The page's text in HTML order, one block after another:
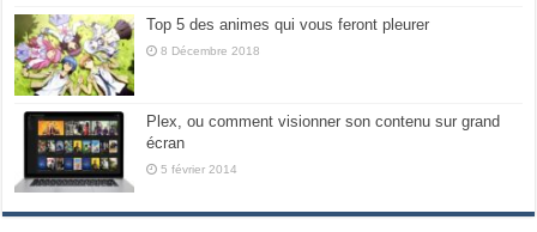
Top 5 des animes qui vous feront pleurer
8 Décembre 2018
Plex, ou comment visionner son contenu sur grand
écran
5 février 2014